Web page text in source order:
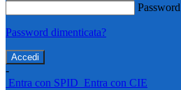
Password
Password dimenticata?
-
Entra con SPID Entra con CIE